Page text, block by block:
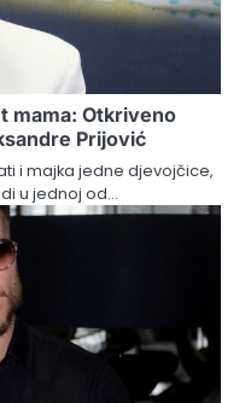
mama: Otkriveno
Prijović
i majka jedne djevojčice,
u jednoj od…